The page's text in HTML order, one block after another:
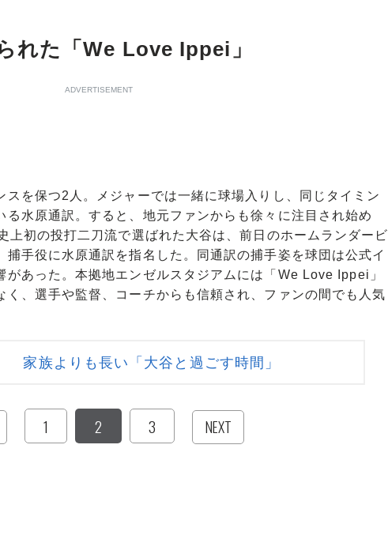
れた「We Love Ippei」
ADVERTISEMENT
を保つ2人。メジャーでは一緒に球場入りし、同じタイミン
る水原通訳。すると、地元ファンからも徐々に注目され始め
上初の投打二刀流で選ばれた大谷は、前日のホームランダービ
手役に水原通訳を指名した。同通訳の捕手姿を球団は公式イ
があった。本拠地エンゼルスタジアムには「We Love Ippei」
く、選手や監督、コーチからも信頼され、ファンの間でも人気
家族よりも長い「大谷と過ごす時間」
1 2 3 NEXT